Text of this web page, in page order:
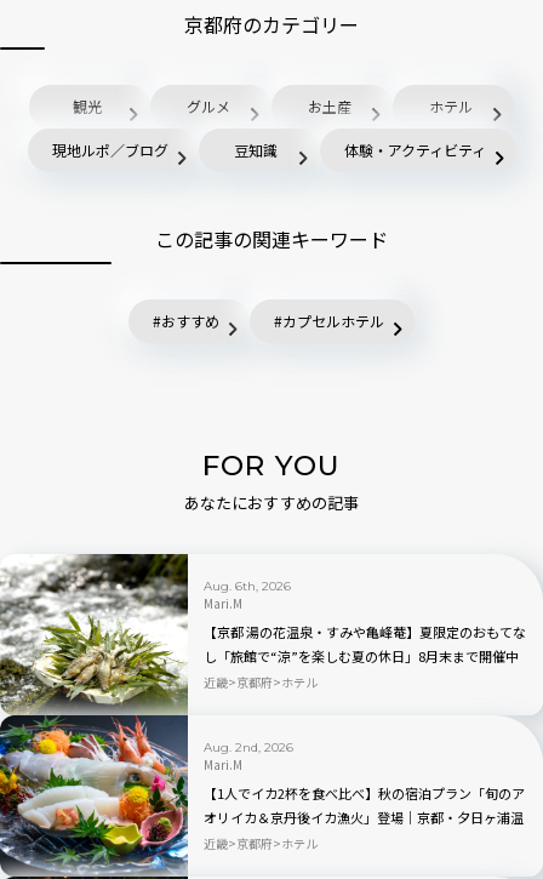
京都府のカテゴリー
観光 グルメ お土産 ホテル
現地ルポ／ブログ 豆知識 体験・アクティビティ
この記事の関連キーワード
おすすめ カプセルホテル
FOR YOU
あなたにおすすめの記事
Aug. 6th, 2026
Mari.M
【京都 湯の花温泉・すみや亀峰菴】夏限定のおもてな
し「旅館で“涼”を楽しむ夏の休日」8月末まで開催中
近畿 京都府 ホテル
Aug. 2nd, 2026
Mari.M
【1人でイカ2杯を食べ比べ】秋の宿泊プラン「旬のア
オリイカ＆京丹後イカ漁火」登場｜京都・夕日ヶ浦温
泉 海舟
近畿 京都府 ホテル